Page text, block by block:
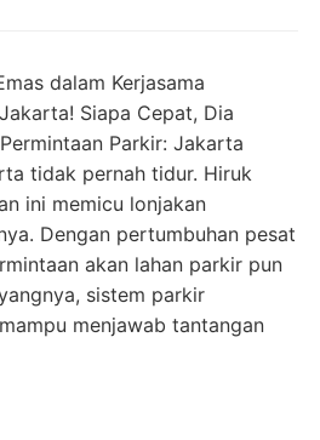
dalam Kerjasama
Siapa Cepat, Dia
Parkir: Jakarta
tidak pernah tidur. Hiruk
ini memicu lonjakan
Dengan pertumbuhan pesat
akan lahan parkir pun
sistem parkir
menjawab tantangan